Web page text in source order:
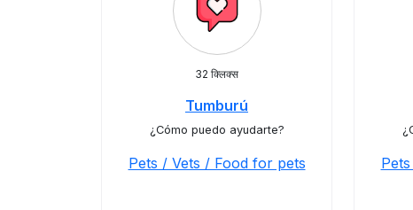
32 क्लिक्स
Tumburú
¿Cómo puedo ayudarte?
Pets / Vets / Food for pets